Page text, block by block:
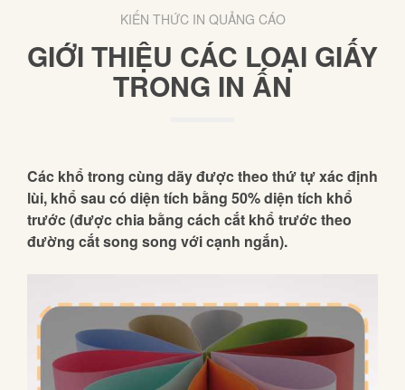
KIẾN THỨC IN QUẢNG CÁO
GIỚI THIỆU CÁC LOẠI GIẤY
TRONG IN ẤN
Các khổ trong cùng dãy được theo thứ tự xác định
lùi, khổ sau có diện tích bằng 50% diện tích khổ
trước (được chia bằng cách cắt khổ trước theo
đường cắt song song với cạnh ngắn).